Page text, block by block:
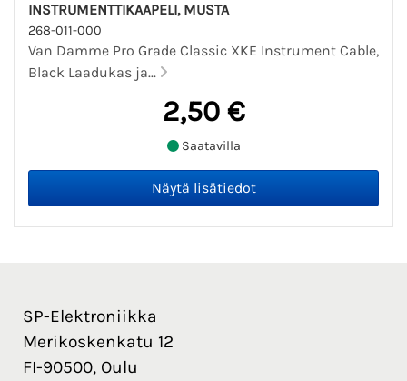
INSTRUMENTTIKAAPELI, MUSTA
268-011-000
Van Damme Pro Grade Classic XKE Instrument Cable,
Black Laadukas ja...
2,50 €
Saatavilla
SP-Elektroniikka
Merikoskenkatu 12
FI-90500, Oulu